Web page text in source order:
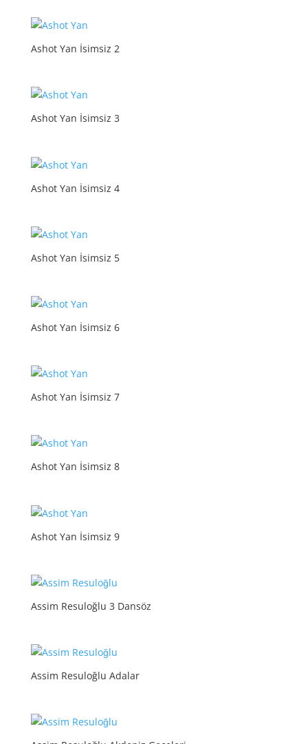
Ashot Yan İsimsiz 2
Ashot Yan İsimsiz 3
Ashot Yan İsimsiz 4
Ashot Yan İsimsiz 5
Ashot Yan İsimsiz 6
Ashot Yan İsimsiz 7
Ashot Yan İsimsiz 8
Ashot Yan İsimsiz 9
Assim Resuloğlu 3 Dansöz
Assim Resuloğlu Adalar